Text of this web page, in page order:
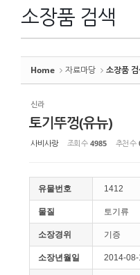
소장품 검색
Home 자료마당 소장품
신라
토기뚜껑(유뉴)
사비사랑 조회 수 4985 추천 수
유물번호 1412
물질 토기류
소장경위 기증
소장년월일 2014-